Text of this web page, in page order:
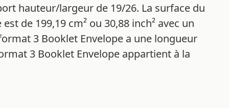
hauteur/largeur de 19/26. La surface du
de 199,19 cm² ou 30,88 inch² avec un
3 Booklet Envelope a une longueur
3 Booklet Envelope appartient à la